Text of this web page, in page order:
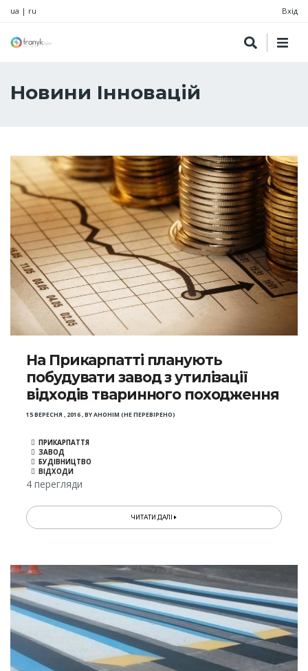
ua | ru Вхід
Новини Інновацій
На Прикарпатті планують
побудувати завод з утилізації
відходів тваринного походження
15 ВЕРЕСНЯ , 2016,BYАНОНІМ (НЕ ПЕРЕВІРЕНО)
ПРИКАРПАТТЯ
ЗАВОД
БУДІВНИЦТВО
ВІДХОДИ
4 перегляди
ЧИТАТИ ДАЛІ